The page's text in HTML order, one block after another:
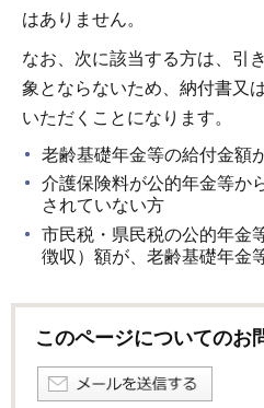
はありません。
なお、次に該当する方は、引
象とならないため、納付書又
いただくことになります。
老齢基礎年金等の給付金額
介護保険料が公的年金等か
されていない方
市民税・県民税の公的年金
徴収）額が、老齢基礎年金
このページについてのお